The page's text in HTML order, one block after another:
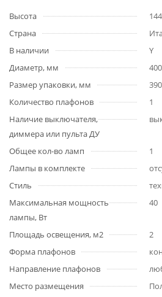
Высота
Страна
В наличии
Y
Диаметр, мм
400
Размер упаковки, мм
Количество плафонов
1
Наличие выключателя,
диммера или пульта ДУ
Общее кол-во ламп
1
Лампы в комплекте
Стиль
Максимальная мощность
лампы, Вт
40
Площадь освещения, м2
2
Форма плафонов
Направление плафонов
Место размещения